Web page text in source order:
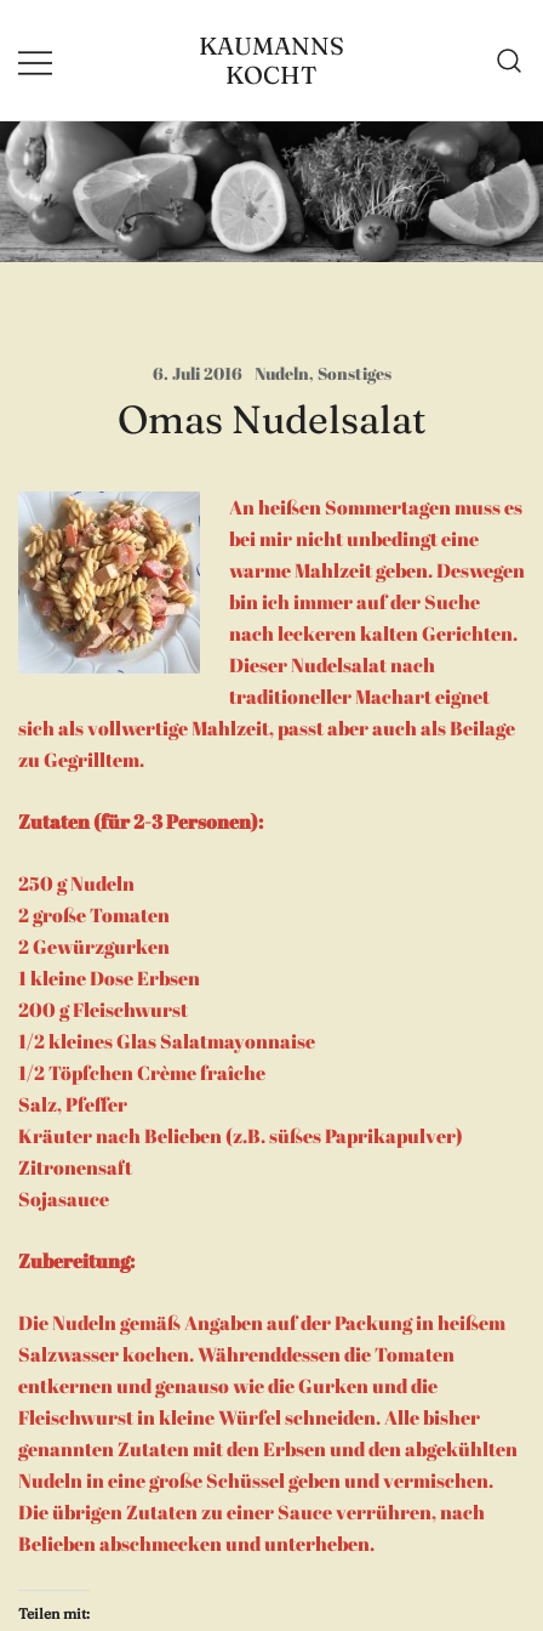
Inhalt
springen
KAUMANNS
KOCHT
6. Juli 2016 Nudeln, Sonstiges
Omas Nudelsalat
An heißen Sommertagen muss es
bei mir nicht unbedingt eine
warme Mahlzeit geben. Deswegen
bin ich immer auf der Suche
nach leckeren kalten Gerichten.
Dieser Nudelsalat nach
traditioneller Machart eignet
sich als vollwertige Mahlzeit, passt aber auch als Beilage
zu Gegrilltem.
Zutaten (für 2-3 Personen):
250 g Nudeln
2 große Tomaten
2 Gewürzgurken
1 kleine Dose Erbsen
200 g Fleischwurst
1/2 kleines Glas Salatmayonnaise
1/2 Töpfchen Crème fraîche
Salz, Pfeffer
Kräuter nach Belieben (z.B. süßes Paprikapulver)
Zitronensaft
Sojasauce
Zubereitung:
Die Nudeln gemäß Angaben auf der Packung in heißem
Salzwasser kochen. Währenddessen die Tomaten
entkernen und genauso wie die Gurken und die
Fleischwurst in kleine Würfel schneiden. Alle bisher
genannten Zutaten mit den Erbsen und den abgekühlten
Nudeln in eine große Schüssel geben und vermischen.
Die übrigen Zutaten zu einer Sauce verrühren, nach
Belieben abschmecken und unterheben.
Teilen mit: